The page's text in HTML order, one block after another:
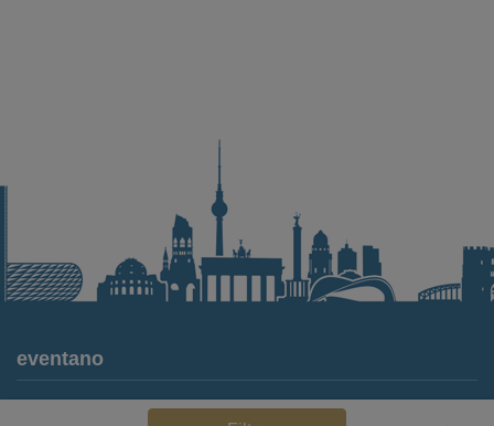
eventano